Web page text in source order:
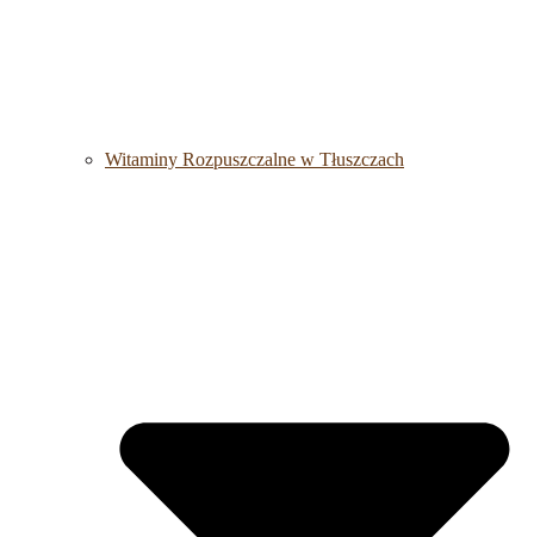
Witaminy Rozpuszczalne w Tłuszczach